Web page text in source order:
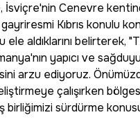
İsviçre'nin Cenevre
Kıbrıs konulu
aldıklarını belirterek,
yapıcı ve
arzu ediyoruz.
çalışırken
birliğimizi sürdürme